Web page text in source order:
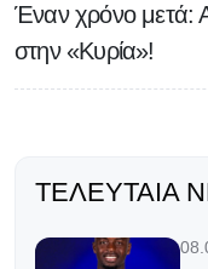
Έναν χρόνο μετά:
στην «Κυρία»!
ΤΕΛΕΥΤΑΊΑ